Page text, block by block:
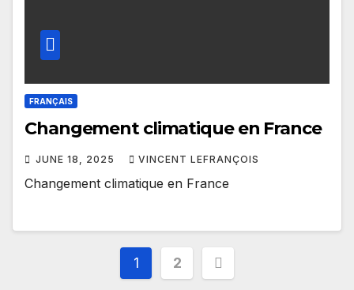
FRANÇAIS
Changement climatique en France
JUNE 18, 2025 VINCENT LEFRANÇOIS
Changement climatique en France
Posts
1 2